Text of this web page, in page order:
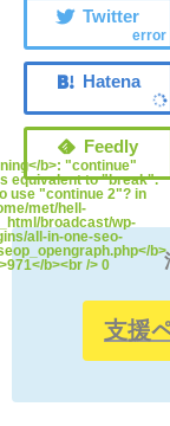
error
b>: "continue"
equivalent to "break".
use "continue 2"? in
met/hell-
broadcast/wp-
all-in-one-seo-
b>
b><br /> 0
支援